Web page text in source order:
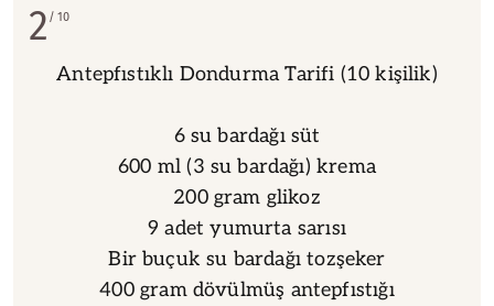
2 10
Antepfıstıklı Dondurma Tarifi (10 kişilik)
6 su bardağı süt
600 ml (3 su bardağı) krema
200 gram glikoz
9 adet yumurta sarısı
Bir buçuk su bardağı tozşeker
400 gram dövülmüş antepfıstığı